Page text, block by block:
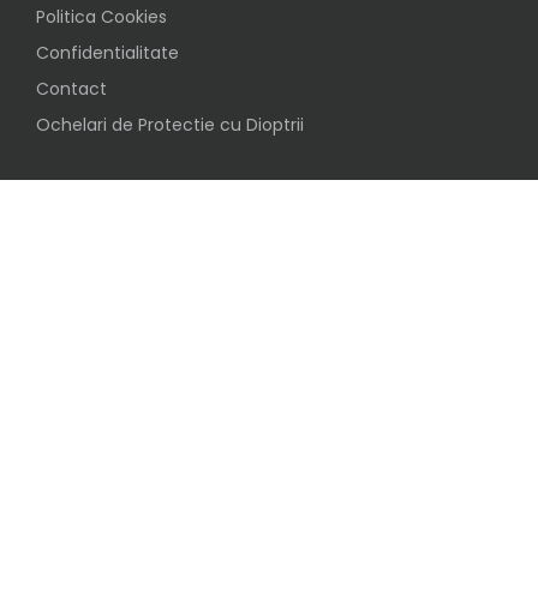
Politica Cookies
Confidentialitate
Contact
Ochelari de Protectie cu Dioptrii